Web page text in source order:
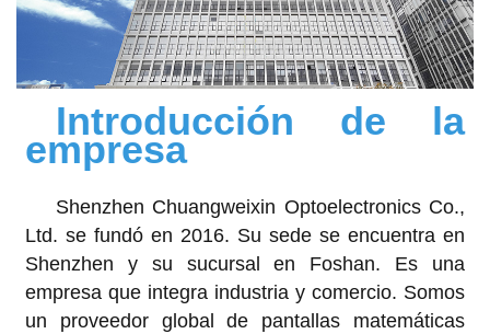
Introducción de la
empresa
Shenzhen Chuangweixin Optoelectronics Co.,
Ltd. se fundó en 2016. Su sede se encuentra en
Shenzhen y su sucursal en Foshan. Es una
empresa que integra industria y comercio. Somos
un proveedor global de pantallas matemáticas